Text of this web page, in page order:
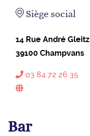
Siège social
14 Rue André Gleitz
39100 Champvans
03 84 72 26 35
Bar